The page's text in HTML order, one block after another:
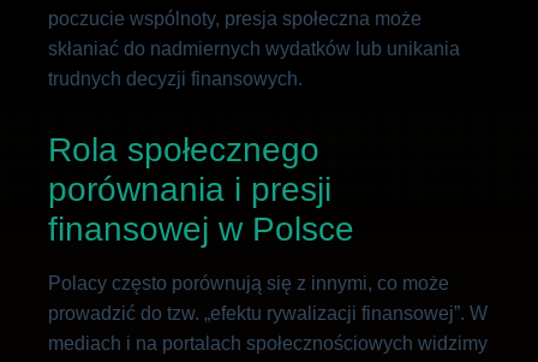
poczucie wspólnoty, presja społeczna może
skłaniać do nadmiernych wydatków lub unikania
trudnych decyzji finansowych.
Rola społecznego
porównania i presji
finansowej w Polsce
Polacy często porównują się z innymi, co może
prowadzić do tzw. „efektu rywalizacji finansowej”. W
mediach i na portalach społecznościowych widzimy